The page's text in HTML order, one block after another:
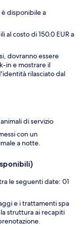
disponibile a
al costo di 150.0 EUR a
dovranno essere
in e mostrare il
rilasciato dal
di servizio
con un
a notte.
le seguenti date: 01
e i trattamenti spa
struttura ai recapiti